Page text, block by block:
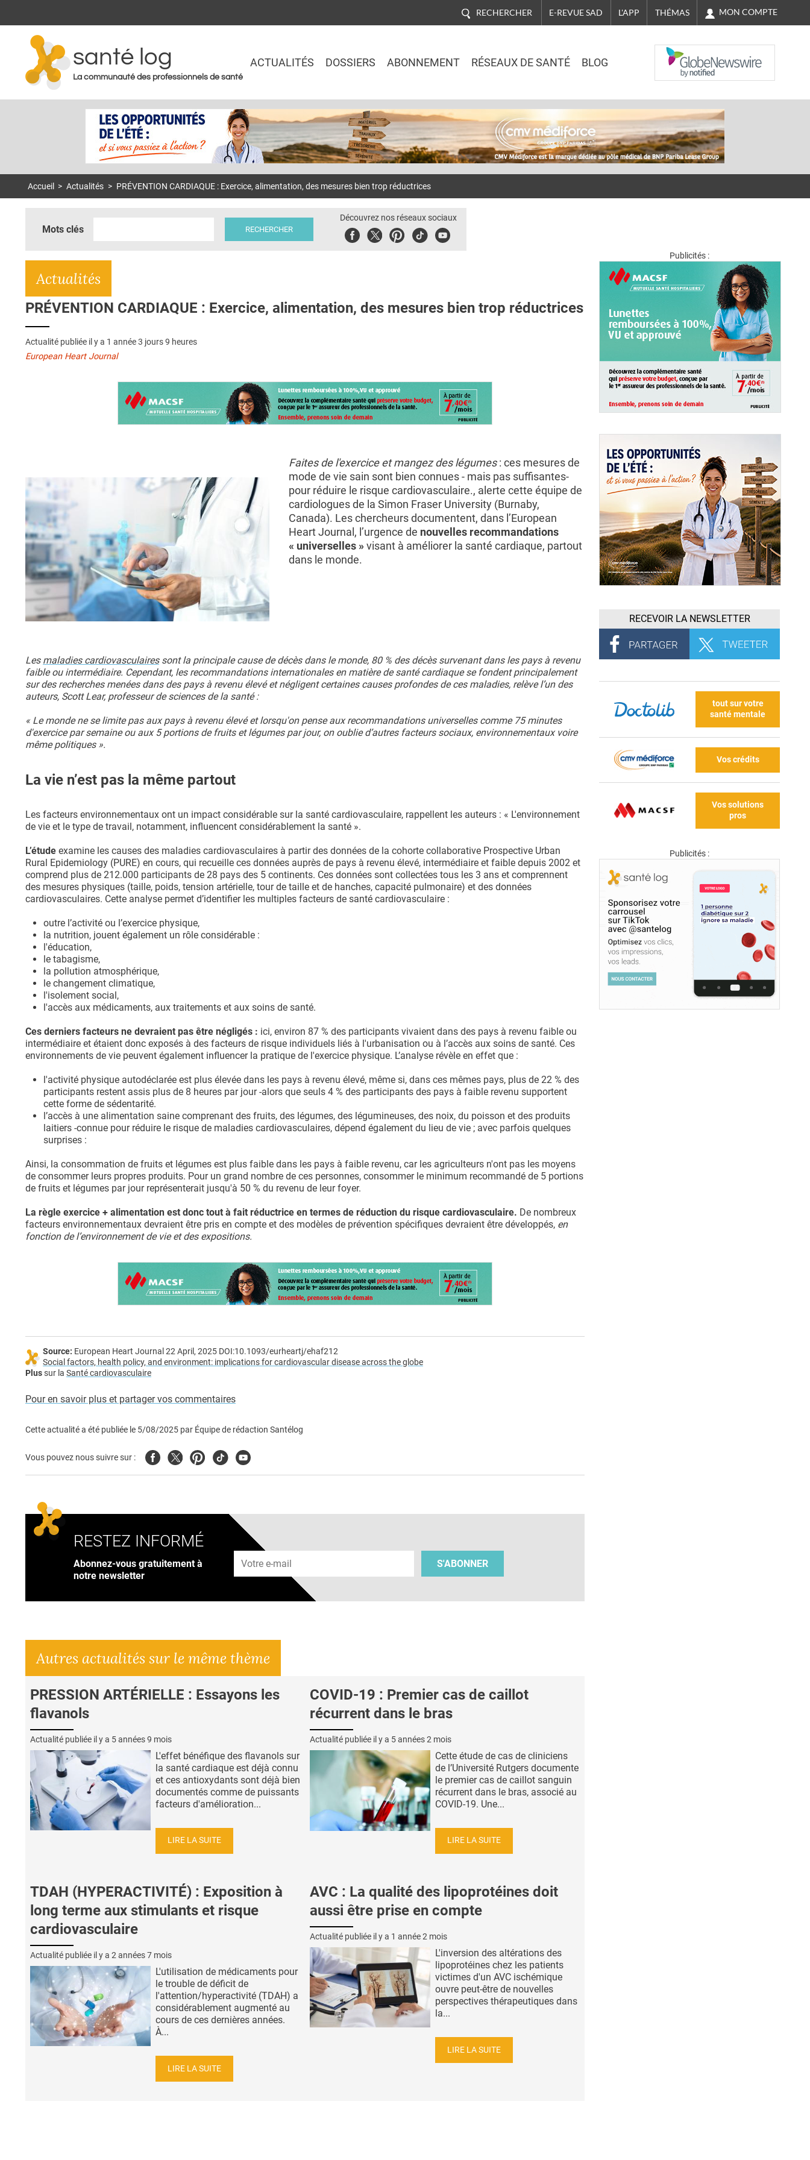
RECHERCHER E-REVUE SAD L'APP THÉMAS MON COMPTE
santé log
La communauté des professionnels de santé
ACTUALITÉS DOSSIERS ABONNEMENT RÉSEAUX DE SANTÉ BLOG
NASDAQ
Accueil > Actualités > PRÉVENTION CARDIAQUE : Exercice, alimentation, des mesures bien trop réductrices
Mots clés
Découvrez nos réseaux sociaux
FacebookTwitterPinterest
TiktokYoubute
Actualités
PRÉVENTION CARDIAQUE : Exercice, alimentation, des mesures bien trop réductrices
Actualité publiée il y a 1 année 3 jours 9 heures
European Heart Journal
Faites de l'exercice et mangez des légumes: ces mesures de
mode de vie sain sont bien connues - mais pas suffisantes-
pour réduire le risque cardiovasculaire., alerte cette équipe de
cardiologues de la Simon Fraser University (Burnaby,
Canada). Les chercheurs documentent, dans l’European
Heart Journal, l’urgence de nouvelles recommandations
« universelles »visant à améliorer la santé cardiaque, partout
dans le monde.
Les maladies cardiovasculairessont la principale cause de décès dans le monde, 80 % des décès survenant dans les pays à revenu
faible ou intermédiaire. Cependant, les recommandations internationales en matière de santé cardiaque se fondent principalement
sur des recherches menées dans des pays à revenu élevé et négligent certaines causes profondes de ces maladies, relève l’un des
auteurs, Scott Lear, professeur de sciences de la santé :
« Le monde ne se limite pas aux pays à revenu élevé et lorsqu'on pense aux recommandations universelles comme 75 minutes
d'exercice par semaine ou aux 5 portions de fruits et légumes par jour, on oublie d’autres facteurs sociaux, environnementaux voire
même politiques ».
La vie n’est pas la même partout
Les facteurs environnementaux ont un impact considérable sur la santé cardiovasculaire, rappellent les auteurs : « L'environnement
de vie et le type de travail, notamment, influencent considérablement la santé ».
L’étude examine les causes des maladies cardiovasculaires à partir des données de la cohorte collaborative Prospective Urban
Rural Epidemiology (PURE) en cours, qui recueille ces données auprès de pays à revenu élevé, intermédiaire et faible depuis 2002 et
comprend plus de 212.000 participants de 28 pays des 5 continents. Ces données sont collectées tous les 3 ans et comprennent
des mesures physiques (taille, poids, tension artérielle, tour de taille et de hanches, capacité pulmonaire) et des données
cardiovasculaires. Cette analyse permet d’identifier les multiples facteurs de santé cardiovasculaire :
outre l’activité ou l’exercice physique,
la nutrition, jouent également un rôle considérable :
l'éducation,
le tabagisme,
la pollution atmosphérique,
le changement climatique,
l'isolement social,
l'accès aux médicaments, aux traitements et aux soins de santé.
Ces derniers facteurs ne devraient pas être négligés : ici, environ 87 % des participants vivaient dans des pays à revenu faible ou
intermédiaire et étaient donc exposés à des facteurs de risque individuels liés à l'urbanisation ou à l’accès aux soins de santé. Ces
environnements de vie peuvent également influencer la pratique de l'exercice physique. L’analyse révèle en effet que :
l'activité physique autodéclarée est plus élevée dans les pays à revenu élevé, même si, dans ces mêmes pays, plus de 22 % des
participants restent assis plus de 8 heures par jour -alors que seuls 4 % des participants des pays à faible revenu supportent
cette forme de sédentarité.
l’accès à une alimentation saine comprenant des fruits, des légumes, des légumineuses, des noix, du poisson et des produits
laitiers -connue pour réduire le risque de maladies cardiovasculaires, dépend également du lieu de vie ; avec parfois quelques
surprises :
Ainsi, la consommation de fruits et légumes est plus faible dans les pays à faible revenu, car les agriculteurs n'ont pas les moyens
de consommer leurs propres produits. Pour un grand nombre de ces personnes, consommer le minimum recommandé de 5 portions
de fruits et légumes par jour représenterait jusqu'à 50 % du revenu de leur foyer.
La règle exercice + alimentation est donc tout à fait réductrice en termes de réduction du risque cardiovasculaire. De nombreux
facteurs environnementaux devraient être pris en compte et des modèles de prévention spécifiques devraient être développés, en
fonction de l’environnement de vie et des expositions.
Source: European Heart Journal 22 April, 2025 DOI:10.1093/eurheartj/ehaf212
Social factors, health policy, and environment: implications for cardiovascular disease across the globe
Plussur la Santé cardiovasculaire
Pour en savoir plus et partager vos commentaires
Cette actualité a été publiée le 5/08/2025 par Équipe de rédaction Santélog
Vous pouvez nous suivre sur : FacebookTwitterPinterest
TiktokYoutube
RESTEZ INFORMÉ
Abonnez-vous gratuitement à
notre newsletter
Adresse e-mail
S'ABONNER
Autres actualités sur le même thème
PRESSION ARTÉRIELLE : Essayons les
flavanols
Actualité publiée il y a 5 années 9 mois
L'effet bénéfique des flavanols sur
la santé cardiaque est déjà connu
et ces antioxydants sont déjà bien
documentés comme de puissants
facteurs d'amélioration...
LIRE LA SUITE
COVID-19 : Premier cas de caillot
récurrent dans le bras
Actualité publiée il y a 5 années 2 mois
Cette étude de cas de cliniciens
de l’Université Rutgers documente
le premier cas de caillot sanguin
récurrent dans le bras, associé au
COVID-19. Une...
LIRE LA SUITE
TDAH (HYPERACTIVITÉ) : Exposition à
long terme aux stimulants et risque
cardiovasculaire
Actualité publiée il y a 2 années 7 mois
L'utilisation de médicaments pour
le trouble de déficit de
l'attention/hyperactivité (TDAH) a
considérablement augmenté au
cours de ces dernières années.
À...
LIRE LA SUITE
AVC : La qualité des lipoprotéines doit
aussi être prise en compte
Actualité publiée il y a 1 année 2 mois
L'inversion des altérations des
lipoprotéines chez les patients
victimes d'un AVC ischémique
ouvre peut-être de nouvelles
perspectives thérapeutiques dans
la...
LIRE LA SUITE
Publicités :
RECEVOIR LA NEWSLETTER
tout sur votre
santé mentale
Vos crédits
Vos solutions
pros
Publicités :